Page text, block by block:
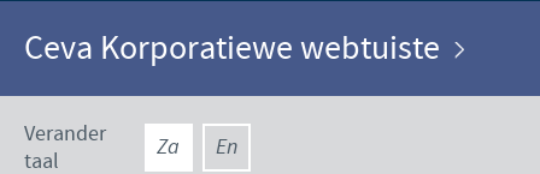
Ceva Korporatiewe webtuiste
Verander
taal
Za En